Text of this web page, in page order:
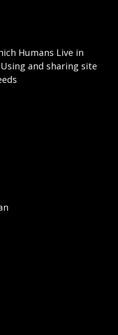
Humans Live in
and sharing site